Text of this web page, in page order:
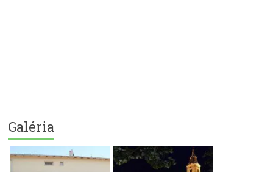
Galéria